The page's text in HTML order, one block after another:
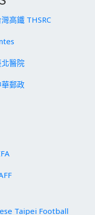
Taipei Football